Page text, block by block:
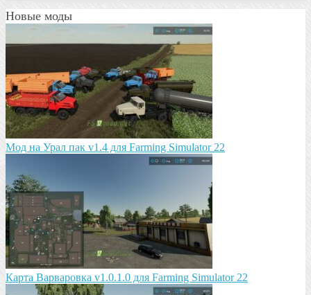
Новые моды
Мод на Урал пак v1.4 для Farming Simulator 22
Карта Варваровка v1.0.1.0 для Farming Simulator 22